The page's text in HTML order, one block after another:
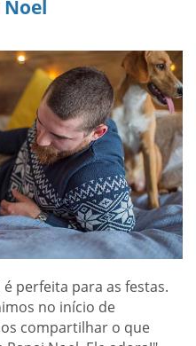
perfeita para as festas.
no início de
compartilhar o que